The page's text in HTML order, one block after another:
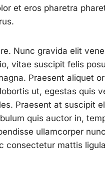
et eros pharetra
Nunc gravida elit
vitae suscipit felis
Praesent aliquet
ut, egestas quis
Praesent at suscipit
quis auctor in,
ullamcorper
consectetur mattis